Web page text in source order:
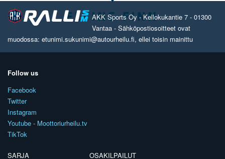
AKK Sports Oy - Kellokukantie 7 - 01300
Vantaa - Sähköpostiosoitteet ovat
muodossa: etunimi.sukunimi@autourheilu.fi, ellei toisin mainittu
Follow us
Facebook
Twitter
Instagram
Youtube - Moottoriurheilu.tv
TikTok
SARJA
OSAKILPAILUT